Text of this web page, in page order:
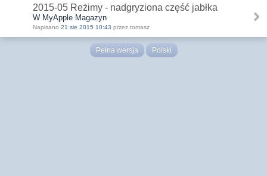
2015-05 Reżimy - nadgryziona część jabłka
W MyApple Magazyn
Napisano 21 sie 2015 10:43 przez tomasz
Pełna wersja Polski